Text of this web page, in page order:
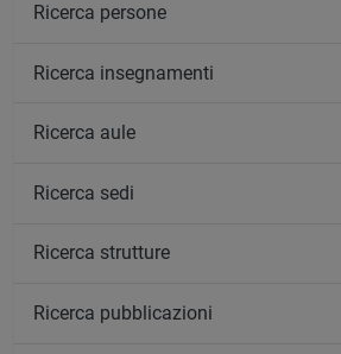
Ricerca persone
Ricerca insegnamenti
Ricerca aule
Ricerca sedi
Ricerca strutture
Ricerca pubblicazioni